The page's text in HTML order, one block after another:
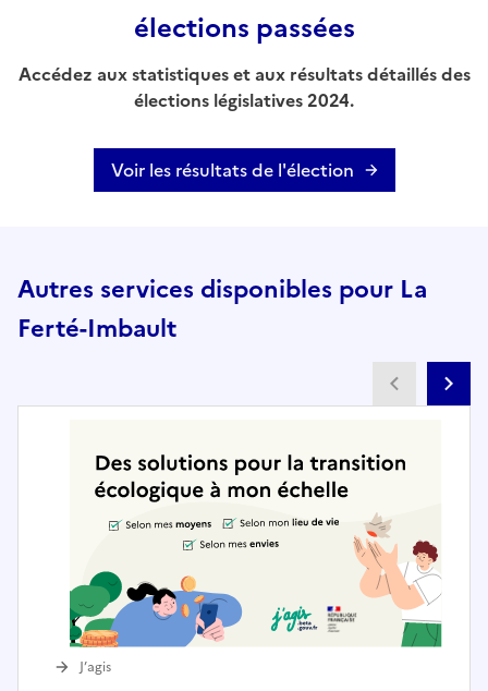
élections passées
Accédez aux statistiques et aux résultats détaillés des
élections législatives 2024.
Voir les résultats de l'élection
Autres services disponibles pour La
Ferté-Imbault
J’agis